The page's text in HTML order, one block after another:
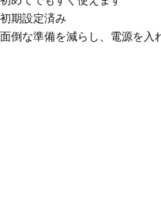
初期設定済み
面倒な準備を減らし、電源を入